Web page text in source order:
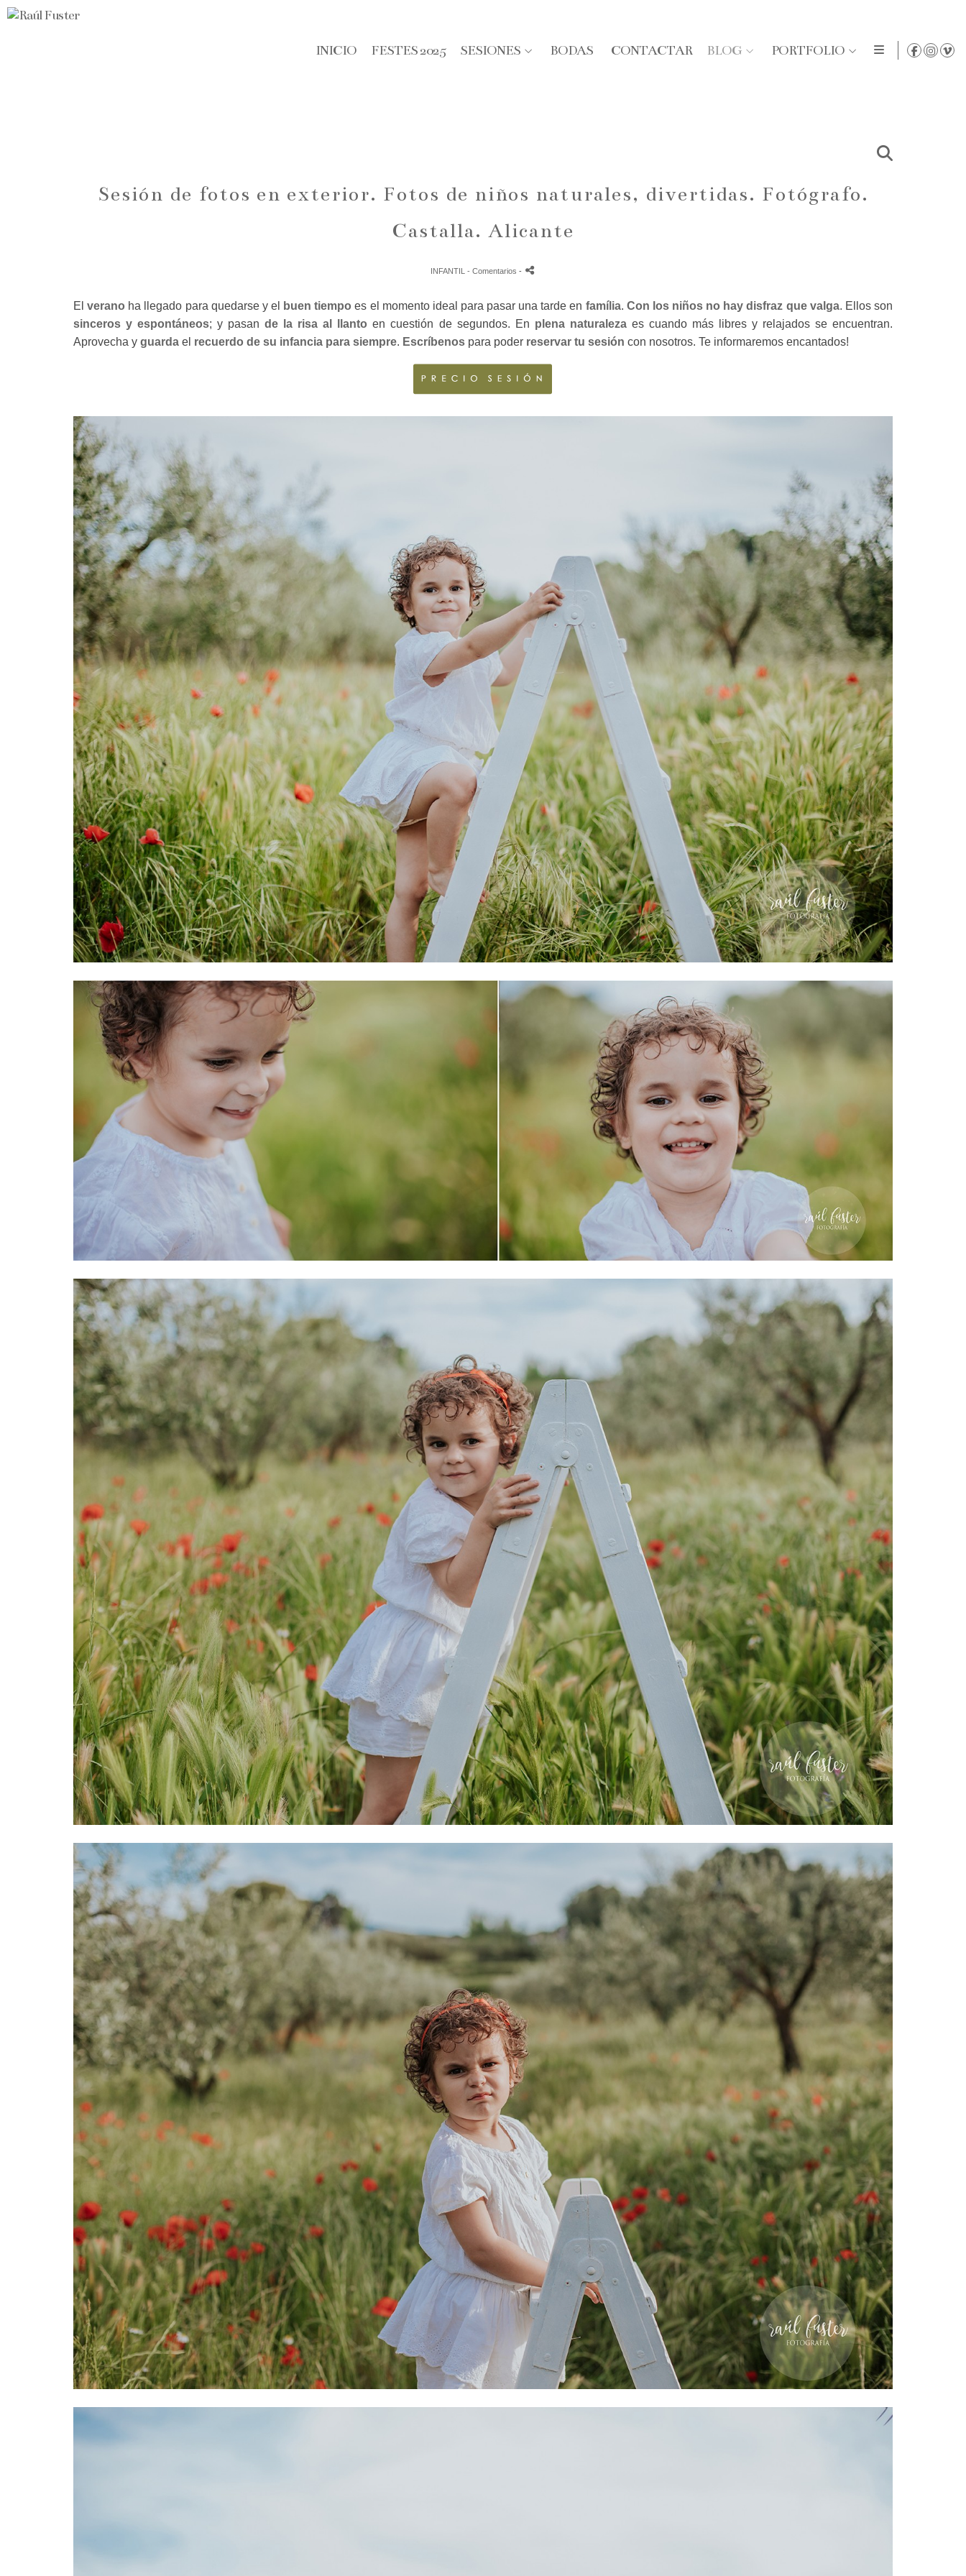
INICIO FESTES 2025 SESIONES BODAS CONTACTAR BLOG PORTFOLIO
Sesión de fotos en exterior. Fotos de niños naturales, divertidas. Fotógrafo.
Castalla. Alicante
INFANTIL - Comentarios -
Elverano ha llegado para quedarse y el buen tiempo es el momento ideal para pasar una tarde en família. Con los niños no hay disfraz que valga. Ellos son
sinceros y espontáneos; y pasande la risa al llanto en cuestión de segundos. En plena naturalezaes cuando más libres y relajados se encuentran.
Aprovecha y guarda el recuerdo de su infancia para siempre. Escríbenos para poder reservar tu sesión con nosotros. Te informaremos encantados!